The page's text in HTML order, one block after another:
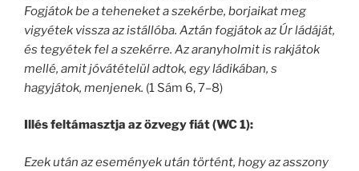
Fogjátok be a teheneket a szekérbe, borjaikat meg
vigyétek vissza az istállóba. Aztán fogjátok az Úr ládáját,
és tegyétek fel a szekérre. Az aranyholmit is rakjátok
mellé, amit jóvátételül adtok, egy ládikában, s
hagyjátok, menjenek. (1 Sám 6, 7–8)
Illés feltámasztja az özvegy fiát (WC 1):
Ezek után az események után történt, hogy az asszony